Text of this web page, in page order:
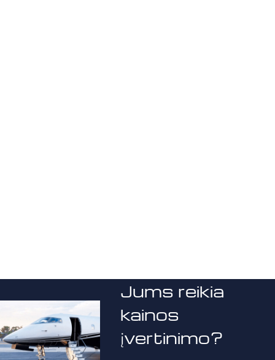
Jums reikia
kainos
įvertinimo?